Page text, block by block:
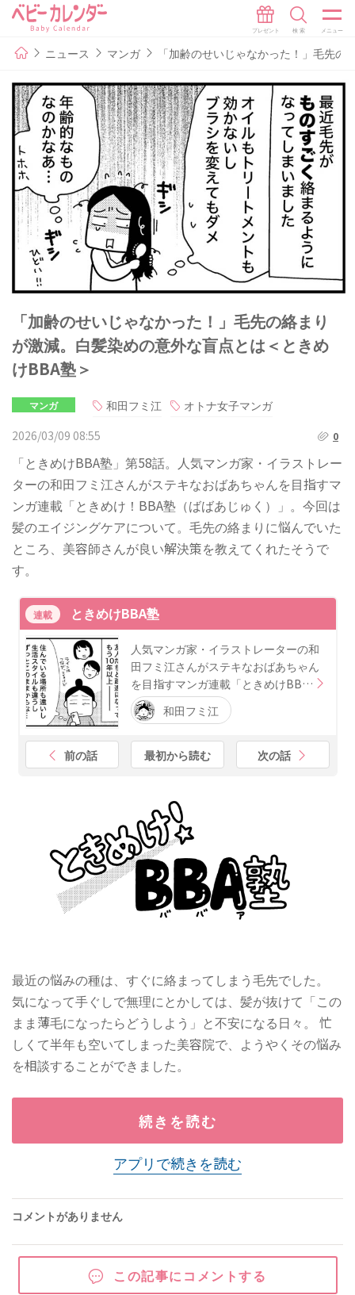
ニュース マンガ 「加齢のせいじゃなかった！」毛先
「加齢のせいじゃなかった！」毛先の絡まり
が激減。白髪染めの意外な盲点とは＜ときめ
けBBA塾＞
マンガ 和田フミ江
オトナ女子マンガ
2026/03/09 08:55
0
「ときめけBBA塾」第58話。人気マンガ家・イラストレー
ターの和田フミ江さんがステキなおばあちゃんを目指すマ
ンガ連載「ときめけ！BBA塾（ばばあじゅく）」。今回は
髪のエイジングケアについて。毛先の絡まりに悩んでいた
ところ、美容師さんが良い解決策を教えてくれたそうで
す。
連載 ときめけBBA塾
人気マンガ家・イラストレーターの和
田フミ江さんがステキなおばあちゃん
を目指すマンガ連載「ときめけBB…
和田フミ江
前の話 最初から読む 次の話
最近の悩みの種は、すぐに絡まってしまう毛先でした。
気になって手ぐしで無理にとかしては、髪が抜けて「この
まま薄毛になったらどうしよう」と不安になる日々。 忙
しくて半年も空いてしまった美容院で、ようやくその悩み
を相談することができました。
続きを読む
アプリで続きを読む
コメントがありません
この記事にコメントする